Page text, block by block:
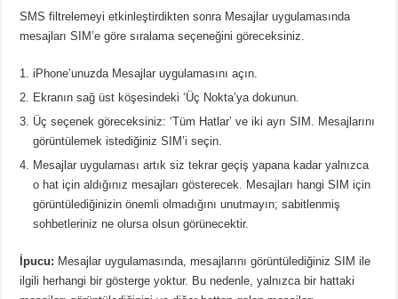
SMS filtrelemeyi etkinleştirdikten sonra Mesajlar uygulamasında
mesajları SIM’e göre sıralama seçeneğini göreceksiniz.
iPhone’unuzda Mesajlar uygulamasını açın.
Ekranın sağ üst köşesindeki ‘Üç Nokta’ya dokunun.
Üç seçenek göreceksiniz: ‘Tüm Hatlar’ ve iki ayrı SIM. Mesajlarını
görüntülemek istediğiniz SIM’i seçin.
Mesajlar uygulaması artık siz tekrar geçiş yapana kadar yalnızca
o hat için aldığınız mesajları gösterecek. Mesajları hangi SIM için
görüntülediğinizin önemli olmadığını unutmayın;sabitlenmiş
sohbetleriniz ne olursa olsun görünecektir.
İpucu: Mesajlar uygulamasında, mesajlarını görüntülediğiniz SIM ile
ilgili herhangi bir gösterge yoktur. Bu nedenle, yalnızca bir hattaki